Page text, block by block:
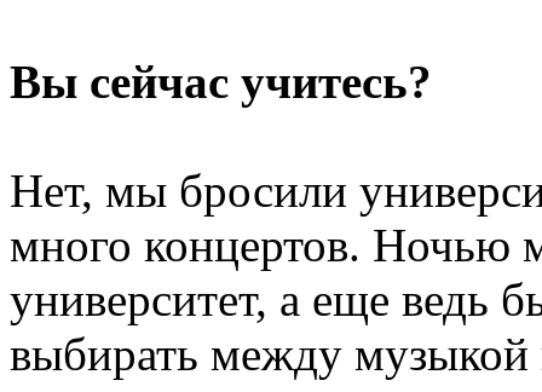
Вы сейчас учитесь?
Нет, мы бросили
много концертов. Ночью
университет, а еще ведь
выбирать между